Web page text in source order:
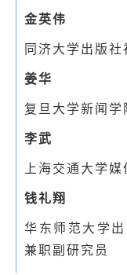
金英伟
同济大学出版社
姜华
复旦大学新闻学
李武
上海交通大学
钱礼翔
华东师范大学
兼职副研究员